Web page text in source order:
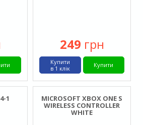
249 грн
Купити
Купити
в 1 клік
1 MICROSOFT XBOX ONE S
WIRELESS CONTROLLER
WHITE